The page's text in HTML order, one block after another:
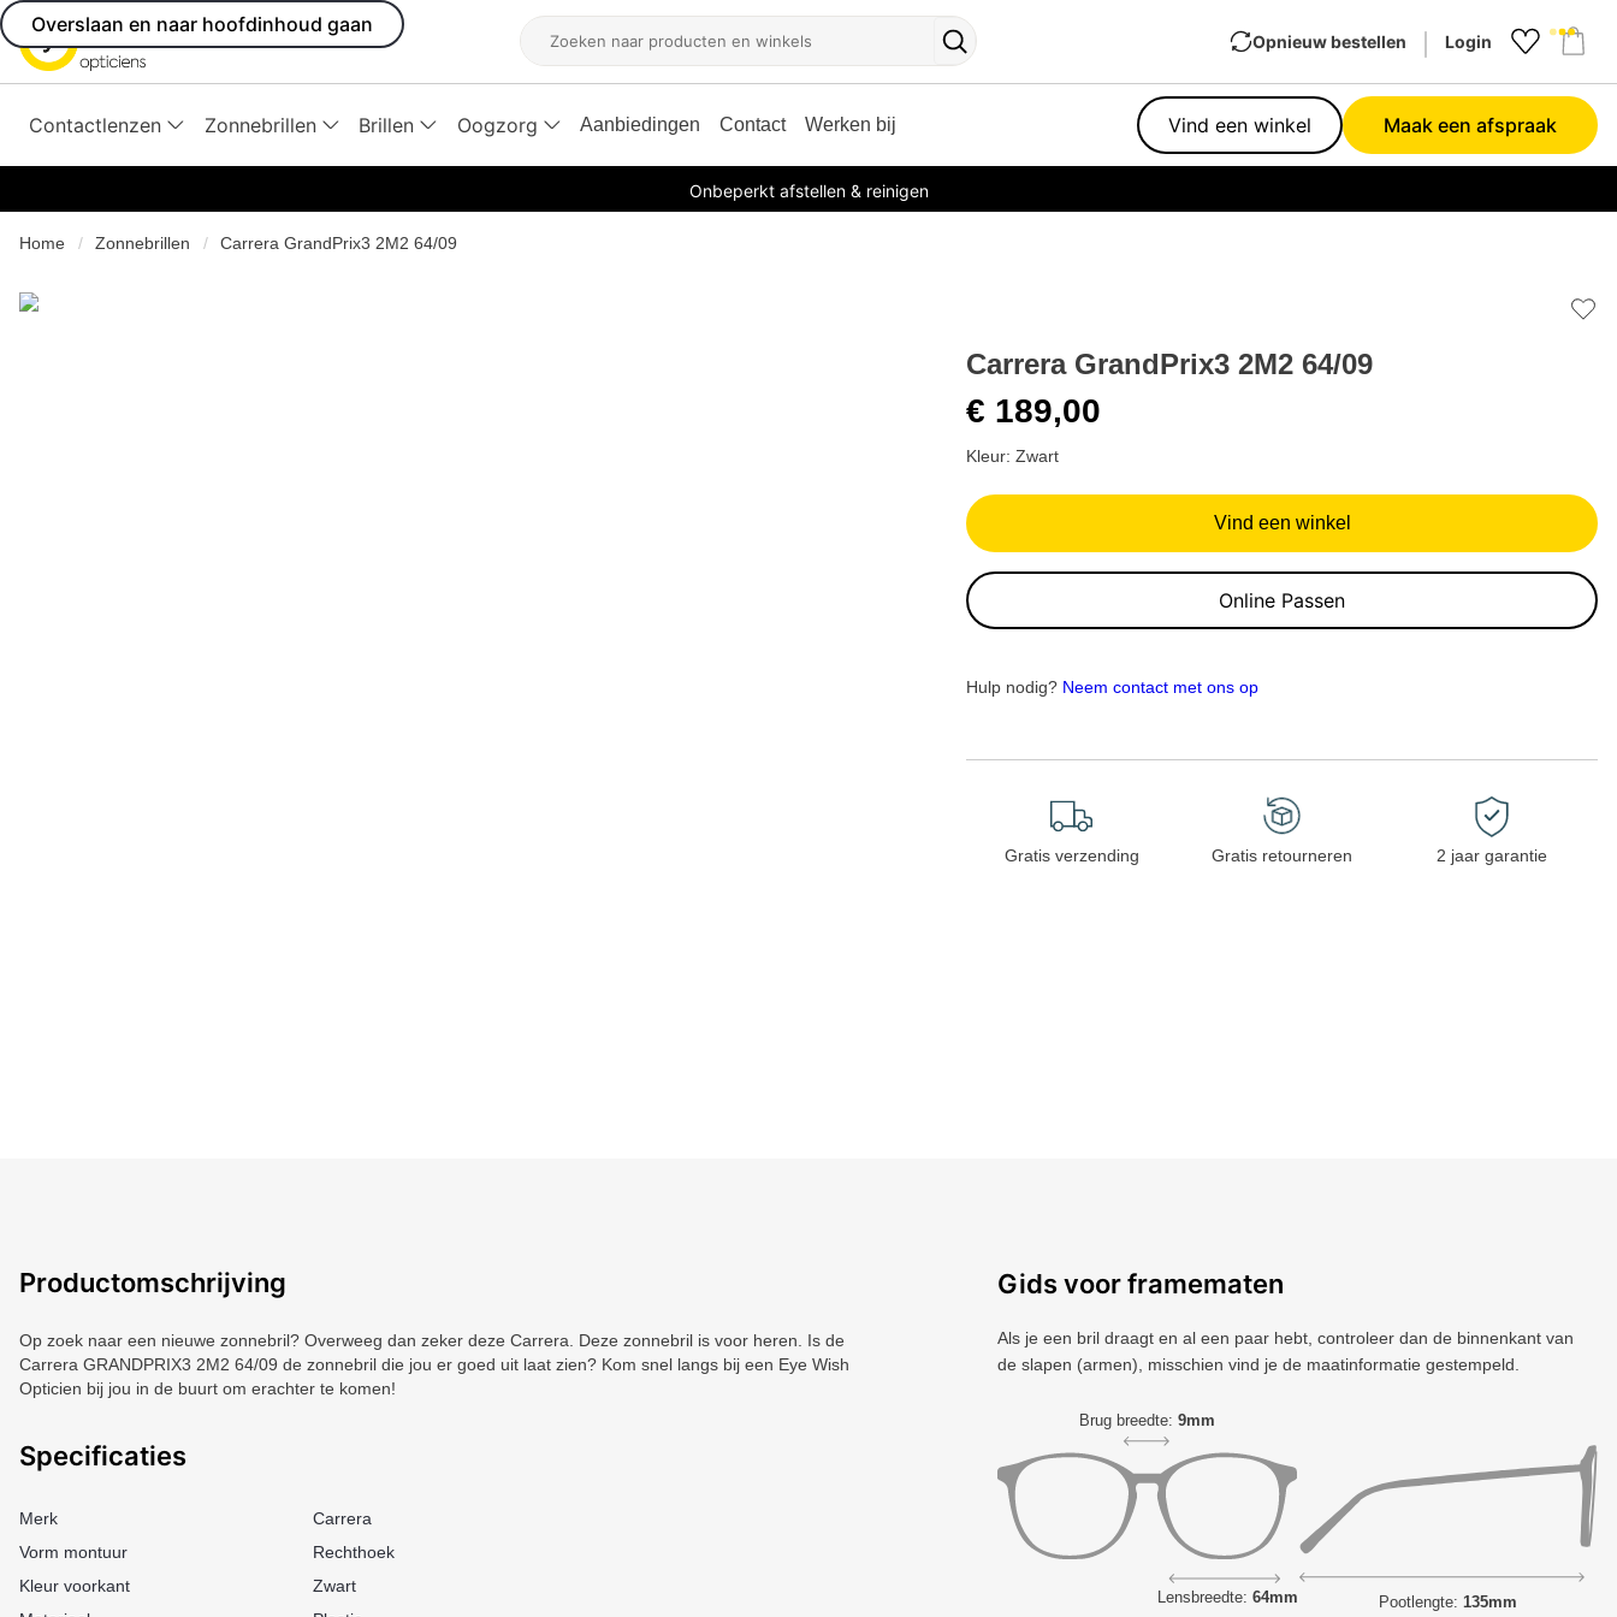
Overslaan en naar hoofdinhoud gaan
Zoeken
Zoekknop
Opnieuw bestellen Login
Contactlenzen Zonnebrillen Brillen Oogzorg Aanbiedingen Contact Werken bij Vind een winkel Maak een afspraak
Onbeperkt afstellen & reinigen
Home Zonnebrillen Carrera GrandPrix3 2M2 64/09
Carrera GrandPrix3 2M2 64/09
€ 189,00
Kleur: Zwart
Vind een winkel
Online Passen
Hulp nodig? Neem contact met ons op
Gratis verzending Gratis retourneren 2 jaar garantie
Productomschrijving
Op zoek naar een nieuwe zonnebril? Overweeg dan zeker deze Carrera. Deze zonnebril is voor heren. Is de
Carrera GRANDPRIX3 2M2 64/09 de zonnebril die jou er goed uit laat zien? Kom snel langs bij een Eye Wish
Opticien bij jou in de buurt om erachter te komen!
Specificaties
Merk
Carrera
Vorm montuur
Rechthoek
Kleur voorkant
Zwart
Gids voor framematen
Als je een bril draagt ​​en al een paar hebt, controleer dan de binnenkant van
de slapen (armen), misschien vind je de maatinformatie gestempeld.
Brug breedte:9mm
Lensbreedte: 64mm Pootlengte: 135mm